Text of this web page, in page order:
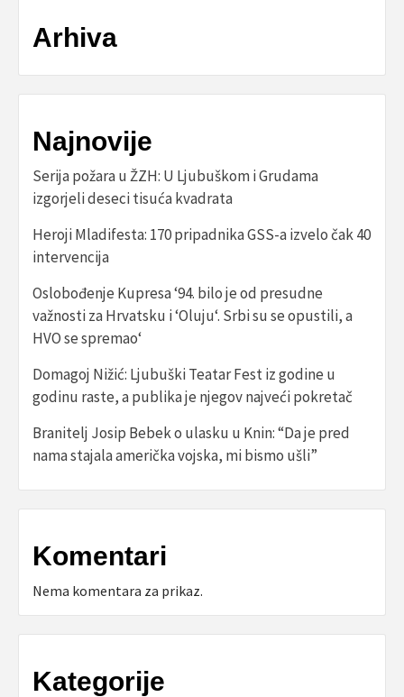
Arhiva
Najnovije
Serija požara u ŽZH: U Ljubuškom i Grudama
izgorjeli deseci tisuća kvadrata
Heroji Mladifesta: 170 pripadnika GSS-a izvelo čak 40
intervencija
Oslobođenje Kupresa ‘94. bilo je od presudne
važnosti za Hrvatsku i ‘Oluju‘. Srbi su se opustili, a
HVO se spremao‘
Domagoj Nižić: Ljubuški Teatar Fest iz godine u
godinu raste, a publika je njegov najveći pokretač
Branitelj Josip Bebek o ulasku u Knin: “Da je pred
nama stajala američka vojska, mi bismo ušli”
Komentari
Nema komentara za prikaz.
Kategorije